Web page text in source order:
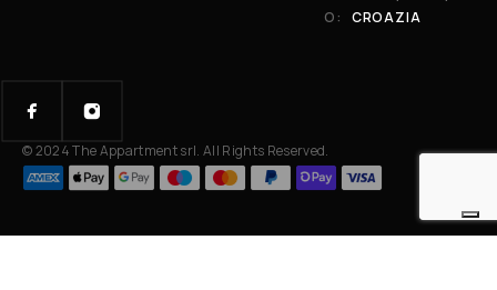
O:
CROAZIA
© 2024 The Appartment srl. All Rights Reserved.